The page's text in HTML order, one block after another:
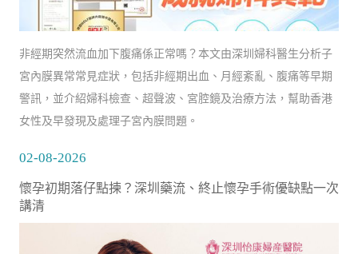
非經期突然流血加下腹痛係正常嗎？本文由深圳婦科醫生分析子
宮內膜異常常見症狀，包括非經期出血、月經紊亂、腹痛等早期
警訊，並介紹婦科檢查、超聲波、宮腔鏡及治療方法，幫助香港
女性及早發現及處理子宮內膜問題。
02-08-2026
懷孕初期落仔點揀？深圳藥流、終止懷孕手術優缺點一次
講清